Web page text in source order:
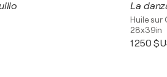
La
Huile sur
28x39in
1 250